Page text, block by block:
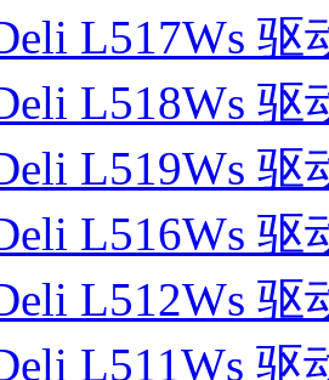
L517Ws 驱
L518Ws 驱
L519Ws 驱
L516Ws 驱
L512Ws 驱
L511Ws 驱